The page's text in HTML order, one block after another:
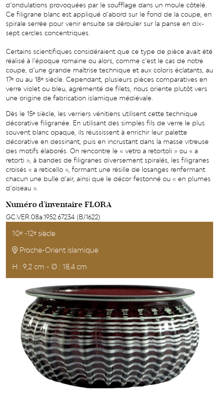
d’ondulations provoquées par le soufflage dans un moule côtelé.
Ce filigrane blanc est appliqué d’abord sur le fond de la coupe, en
spirale serrée pour venir ensuite se dérouler sur la panse en dix-
sept cercles concentriques.
Certains scientifiques considéraient que ce type de pièce avait été
réalisé à l’époque romaine ou alors, comme c’est le cas de notre
coupe, d’une grande maîtrise technique et aux coloris éclatants, au
17ᵉ ou au 18ᵉ siècle. Cependant, plusieurs pièces comparatives en
verre violet ou bleu, agrémenté de filets, nous oriente plutôt vers
une origine de fabrication islamique médiévale.
Dès le 15ᵉ siècle, les verriers vénitiens utilisent cette technique
décorative filigranée. En utilisant des simples fils de verre le plus
souvent blanc opaque, ils réussissent à enrichir leur palette
décorative en dessinant, puis en incrustant dans la masse vitreuse
des motifs élaborés. On rencontre le « vetro a retortoli » ou « a
retorti », à bandes de filigranes diversement spiralés, les filigranes
croisés « a reticello », formant une résille de losanges renfermant
chacun une bulle d’air, ainsi que le décor festonné ou « en plumes
d’oiseau ».
Numéro d'inventaire FLORA
GC.VER.08a.1952.67234 (B/1622)
10ᵉ -12ᵉ siècle
Proche-Orient islamique
H : 9,2 cm - Ø : 18,4 cm